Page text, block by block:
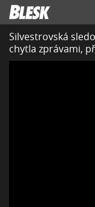
Silvestrovská
chytla zprávami,